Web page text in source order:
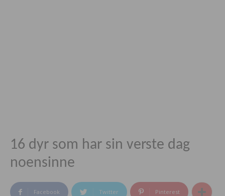
16 dyr som har sin verste dag
noensinne
Facebook Twitter Pinterest